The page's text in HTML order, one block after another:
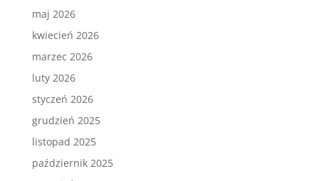
maj 2026
kwiecień 2026
marzec 2026
luty 2026
styczeń 2026
grudzień 2025
listopad 2025
październik 2025